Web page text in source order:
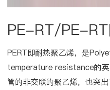
PE-RT/PE-RT
PERT即耐热聚乙烯，是
temperature resistance的
管的非交联的聚乙烯，也突